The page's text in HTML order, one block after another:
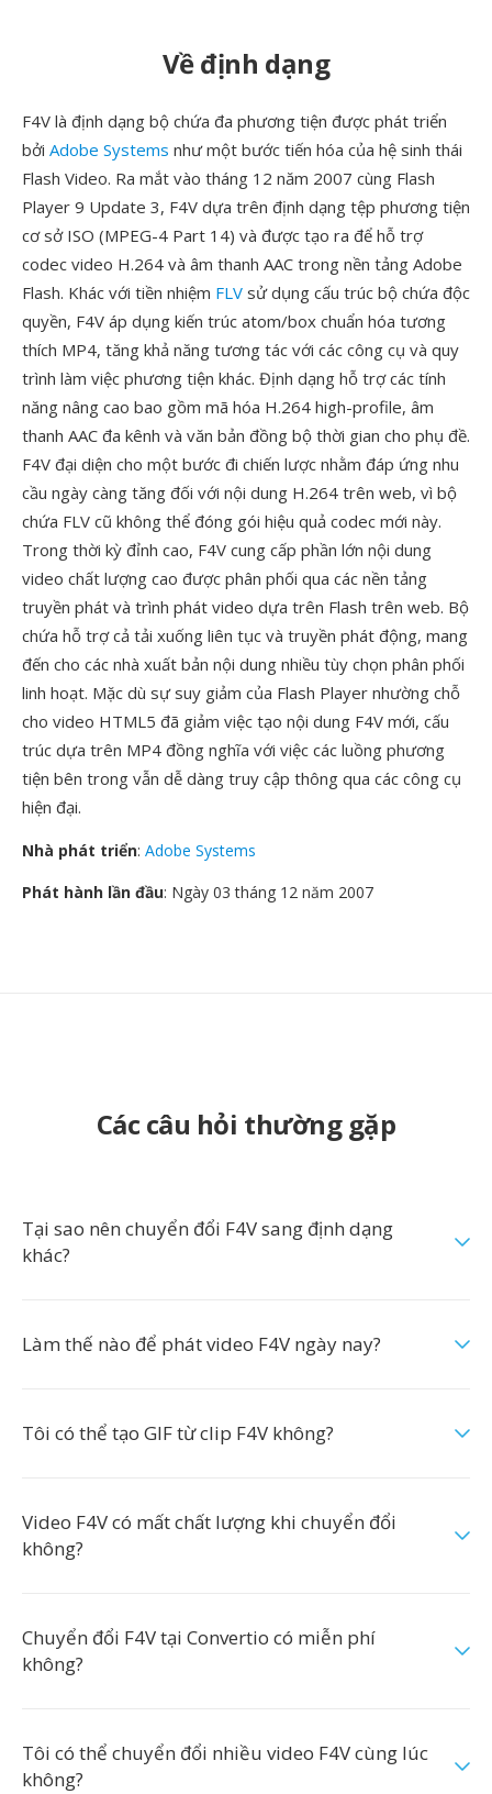
Về định dạng
F4V là định dạng bộ chứa đa phương tiện được phát triển
bởi Adobe Systems như một bước tiến hóa của hệ sinh thái
Flash Video. Ra mắt vào tháng 12 năm 2007 cùng Flash
Player 9 Update 3, F4V dựa trên định dạng tệp phương tiện
cơ sở ISO (MPEG-4 Part 14) và được tạo ra để hỗ trợ
codec video H.264 và âm thanh AAC trong nền tảng Adobe
Flash. Khác với tiền nhiệm FLV sử dụng cấu trúc bộ chứa độc
quyền, F4V áp dụng kiến trúc atom/box chuẩn hóa tương
thích MP4, tăng khả năng tương tác với các công cụ và quy
trình làm việc phương tiện khác. Định dạng hỗ trợ các tính
năng nâng cao bao gồm mã hóa H.264 high-profile, âm
thanh AAC đa kênh và văn bản đồng bộ thời gian cho phụ đề.
F4V đại diện cho một bước đi chiến lược nhằm đáp ứng nhu
cầu ngày càng tăng đối với nội dung H.264 trên web, vì bộ
chứa FLV cũ không thể đóng gói hiệu quả codec mới này.
Trong thời kỳ đỉnh cao, F4V cung cấp phần lớn nội dung
video chất lượng cao được phân phối qua các nền tảng
truyền phát và trình phát video dựa trên Flash trên web. Bộ
chứa hỗ trợ cả tải xuống liên tục và truyền phát động, mang
đến cho các nhà xuất bản nội dung nhiều tùy chọn phân phối
linh hoạt. Mặc dù sự suy giảm của Flash Player nhường chỗ
cho video HTML5 đã giảm việc tạo nội dung F4V mới, cấu
trúc dựa trên MP4 đồng nghĩa với việc các luồng phương
tiện bên trong vẫn dễ dàng truy cập thông qua các công cụ
hiện đại.
Nhà phát triển: Adobe Systems
Phát hành lần đầu: Ngày 03 tháng 12 năm 2007
Các câu hỏi thường gặp
Tại sao nên chuyển đổi F4V sang định dạng
khác?
Làm thế nào để phát video F4V ngày nay?
Tôi có thể tạo GIF từ clip F4V không?
Video F4V có mất chất lượng khi chuyển đổi
không?
Chuyển đổi F4V tại Convertio có miễn phí
không?
Tôi có thể chuyển đổi nhiều video F4V cùng lúc
không?